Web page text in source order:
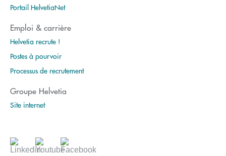
Portail HelvetiaNet
Emploi & carrière
Helvetia recrute !
Postes à pourvoir
Processus de recrutement
Groupe Helvetia
Site internet